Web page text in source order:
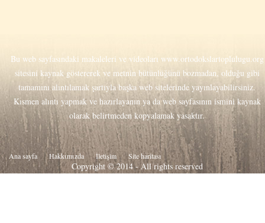
Bu web sayfasındaki makaleleri ve videoları www.ortodokslartoplulugu.org
sitesini kaynak göstererek ve metnin bütünlüğünü bozmadan, olduğu gibi
tamamını alıntılamak şartıyla başka web sitelerinde yayınlayabilirsiniz.
Kısmen alıntı yapmak ve hazırlayanın ya da web sayfasının ismini kaynak
olarak belirtmeden kopyalamak yasaktır.
Ana sayfa Hakkιmιzda İletişim Site haritası
Copyright © 2014 - All rights reserved